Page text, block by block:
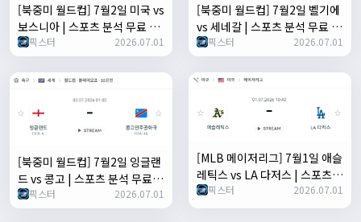
[북중미 월드컵] 7월2일 미국 vs
보스니아 | 스포츠 분석 무료 중
계 토친놈
픽스터 2026.07.01
[북중미 월드컵] 7월2일 벨기에
vs 세네갈 | 스포츠 분석 무료 중
계 토친놈
픽스터 2026.07.01
[북중미 월드컵] 7월2일 잉글랜
드 vs 콩고 | 스포츠 분석 무료
중계 토친놈
픽스터 2026.07.01
[MLB 메이저리그] 7월1일 애슬
레틱스 vs LA 다저스 | 스포츠
분석 무료 중계 토친놈
픽스터 2026.07.01